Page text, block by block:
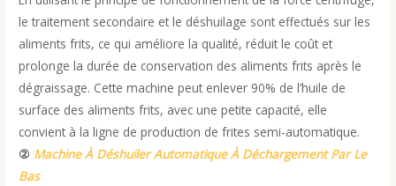
le traitement secondaire et le déshuilage sont effectués sur les
aliments frits, ce qui améliore la qualité, réduit le coût et
prolonge la durée de conservation des aliments frits après le
dégraissage. Cette machine peut enlever 90% de l’huile de
surface des aliments frits, avec une petite capacité, elle
convient à la ligne de production de frites semi-automatique.
② Machine À Déshuiler Automatique À Déchargement Par Le
Bas